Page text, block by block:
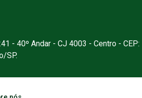
- 40º Andar - CJ 4003 - Centro - CEP:
SP.